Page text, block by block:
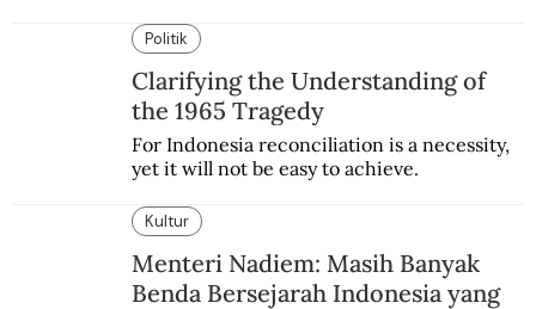
si martir antariksa Soviet.
Politik
Clarifying the Understanding of
the 1965 Tragedy
For Indonesia reconciliation is a necessity,
yet it will not be easy to achieve.
Kultur
Menteri Nadiem: Masih Banyak
Benda Bersejarah Indonesia yang